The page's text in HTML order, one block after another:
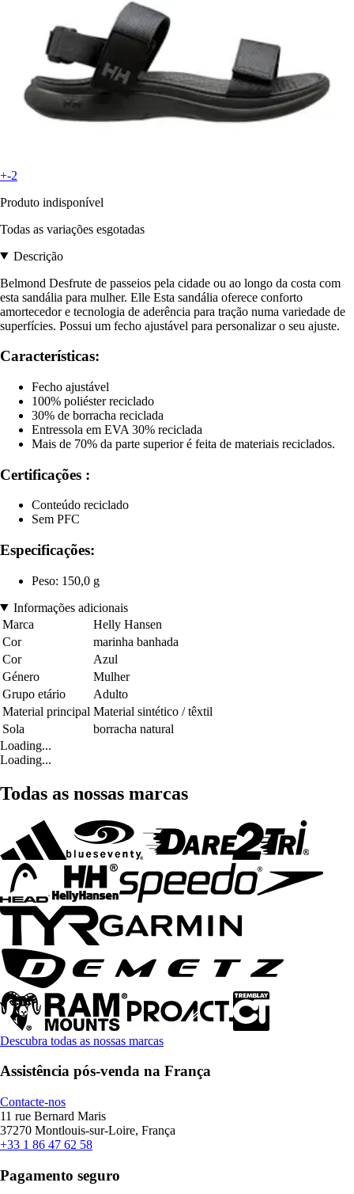
+-2
Produto indisponível
Todas as variações esgotadas
Descrição
Belmond Desfrute de passeios pela cidade ou ao longo da costa com
esta sandália para mulher. Elle Esta sandália oferece conforto
amortecedor e tecnologia de aderência para tração numa variedade de
superfícies. Possui um fecho ajustável para personalizar o seu ajuste.
Características:
Fecho ajustável
100% poliéster reciclado
30% de borracha reciclada
Entressola em EVA 30% reciclada
Mais de 70% da parte superior é feita de materiais reciclados.
Certificações :
Conteúdo reciclado
Sem PFC
Especificações:
Peso: 150,0 g
Informações adicionais
Marca
Helly Hansen
Cor
marinha banhada
Cor
Azul
Género
Mulher
Grupo etário
Adulto
Material principal Material sintético / têxtil
Sola
borracha natural
Loading...
Loading...
Todas as nossas marcas
Descubra todas as nossas marcas
Assistência pós-venda na França
Contacte-nos
11 rue Bernard Maris
37270 Montlouis-sur-Loire, França
+33 1 86 47 62 58
Pagamento seguro